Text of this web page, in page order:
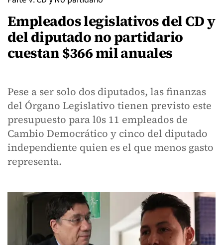
Empleados legislativos del CD y
del diputado no partidario
cuestan $366 mil anuales
Pese a ser solo dos diputados, las finanzas
del Órgano Legislativo tienen previsto este
presupuesto para l0s 11 empleados de
Cambio Democrático y cinco del diputado
independiente quien es el que menos gasto
representa.